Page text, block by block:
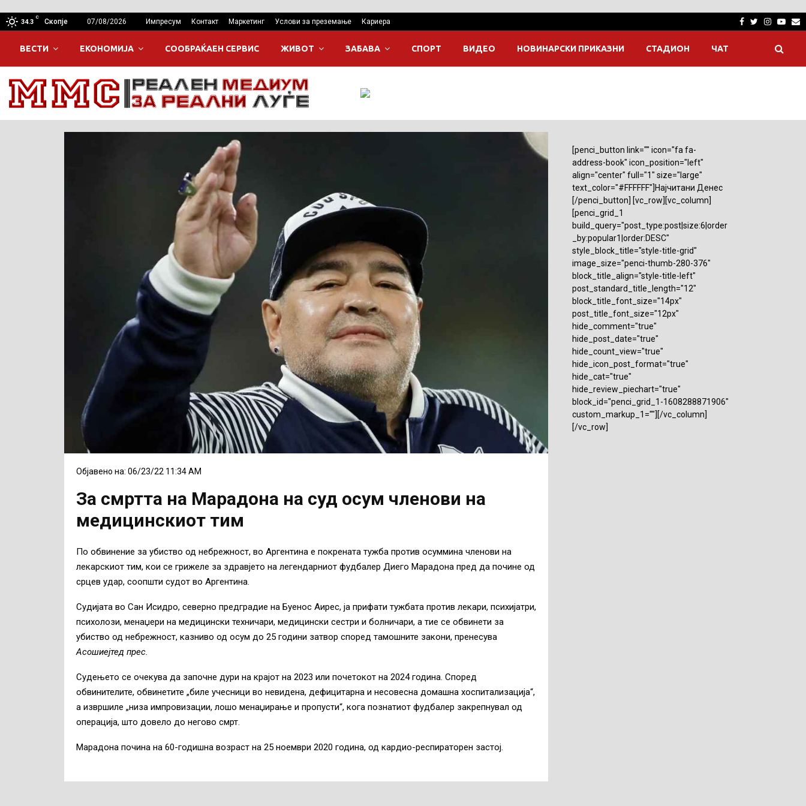
34.3
C
Скопје 07/08/2026 Импресум Контакт Маркетинг Услови за преземање Кариера Facebook
Twitter
ВЕСТИ ЕКОНОМИЈА СООБРАЌАЕН СЕРВИС ЖИВОТ ЗАБАВА СПОРТ ВИДЕО НОВИНАРСКИ ПРИКАЗНИ СТАДИОН ЧАТ
Објавено на: 06/23/22 11:34 AM
За смртта на Марадона на суд осум членови на
медицинскиот тим
По обвинение за убиство од небрежност, во Аргентина е покрената тужба против осуммина членови на
лекарскиот тим, кои се грижеле за здравјето на легендарниот фудбалер Диего Марадона пред да почине од
срцев удар, соопшти судот во Аргентина.
Судијата во Сан Исидро, северно предградие на Буенос Аирес, ја прифати тужбата против лекари, психијатри,
психолози, менаџери на медицински техничари, медицински сестри и болничари, а тие се обвинети за
убиство од небрежност, казниво од осум до 25 години затвор според тамошните закони, пренесува
Асошиејтед прес.
Судењето се очекува да започне дури на крајот на 2023 или почетокот на 2024 година. Според
обвинителите, обвинетите „биле учесници во невидена, дефицитарна и несовесна домашна хоспитализација“,
а извршиле „низа импровизации, лошо менаџирање и пропусти“, кога познатиот фудбалер закрепнувал од
операција, што довело до негово смрт.
Марадона почина на 60-годишна возраст на 25 ноември 2020 година, од кардио-респираторен застој.
[penci_button link="" icon="fa fa-
address-book" icon_position="left"
align="center" full="1" size="large"
text_color="#FFFFFF"]Најчитани Денес
[/penci_button] [vc_row][vc_column]
[penci_grid_1
build_query="post_type:post|size:6|order
_by:popular1|order:DESC"
style_block_title="style-title-grid"
image_size="penci-thumb-280-376"
block_title_align="style-title-left"
post_standard_title_length="12"
block_title_font_size="14px"
post_title_font_size="12px"
hide_comment="true"
hide_post_date="true"
hide_count_view="true"
hide_icon_post_format="true"
hide_cat="true"
hide_review_piechart="true"
block_id="penci_grid_1-1608288871906"
custom_markup_1=""][/vc_column]
[/vc_row]